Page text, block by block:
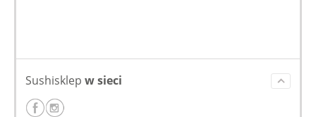
Sushisklep w sieci